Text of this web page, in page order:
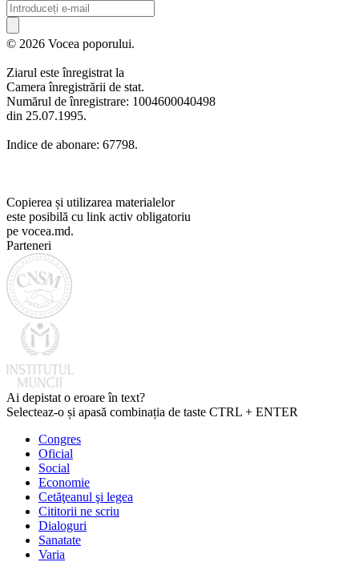
© 2026 Vocea poporului.
Ziarul este înregistrat la
Camera înregistrării de stat.
Numărul de înregistrare: 1004600040498
din 25.07.1995.
Indice de abonare: 67798.
Copierea și utilizarea materialelor
este posibilă cu link activ obligatoriu
pe vocea.md.
Parteneri
Ai depistat o eroare în text?
Selecteaz-o și apasă combinația de taste CTRL + ENTER
Congres
Oficial
Social
Economie
Cetăţeanul şi legea
Cititorii ne scriu
Dialoguri
Sanatate
Varia